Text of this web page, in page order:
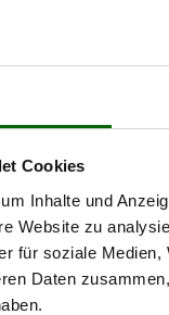
Cookies
Inhalte und
Website zu
für soziale
Daten